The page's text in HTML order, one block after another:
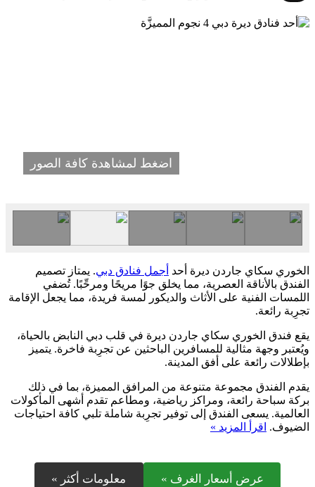
اضغط لمشاهدة كافة الصور
الخوري سكاي جاردن ديرة أحد أجمل فنادق دبي. يمتاز تصميم
الفندق بالأناقة العصرية، مما يخلق جوًا مريحًا ومرحِّبًا. تُضفي
اللمسات الفنية على الأثاث والديكور لمسة فريدة، مما يجعل الإقامة
تجرِبة رائعة.
يقع فندق الخوري سكاي جاردن ديرة في قلب دبي النابض بالحياة،
ويُعتبر وجهة مثالية للمسافرين الباحثين عن تجرِبة فاخرة. يتميز
بإطلالات رائعة على أفق المدينة.
يقدم الفندق مجموعة متنوعة من المرافق المميزة، بما في ذلك
بركة سباحة رائعة، ومراكز رياضية، ومطاعم تقدم أشهى المأكولات
العالمية. يسعى الفندق إلى توفير تجرِبة شاملة تلبي كافة احتياجات
الضيوف. اقرأ المزيد »
عرض أسعار الغرف » معلومات أكثر »